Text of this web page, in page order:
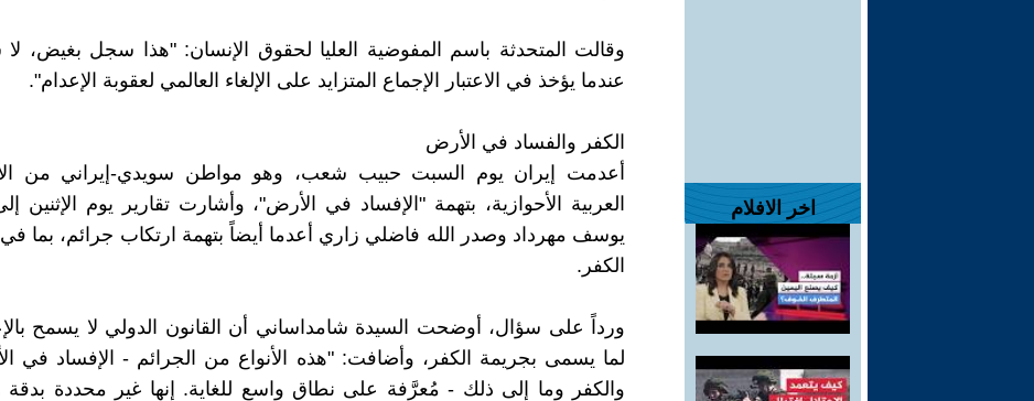
اخر الافلام
وقالت المتحدثة باسم المفوضية العليا لحقوق الإنسان: "هذا سجل بغيض، لا
عندما يؤخذ في الاعتبار الإجماع المتزايد على الإلغاء العالمي لعقوبة الإعدام".
الكفر والفساد في الأرض
أعدمت إيران يوم السبت حبيب شعب، وهو مواطن سويدي-إيراني من
العربية الأحوازية، بتهمة "الإفساد في الأرض"، وأشارت تقارير يوم الإثنين
يوسف مهرداد وصدر الله فاضلي زاري أعدما أيضاً بتهمة ارتكاب جرائم، بما
الكفر.
ورداً على سؤال، أوضحت السيدة شامداساني أن القانون الدولي لا يسمح
لما يسمى بجريمة الكفر، وأضافت: "هذه الأنواع من الجرائم - الإفساد في
والكفر وما إلى ذلك - مُعرَّفة على نطاق واسع للغاية. إنها غير محددة